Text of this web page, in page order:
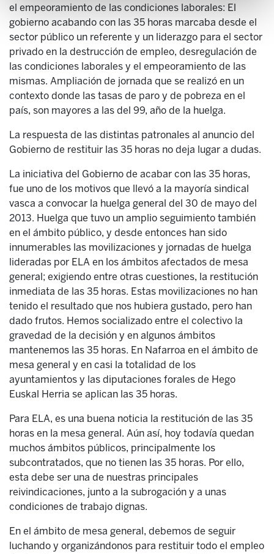
el empeoramiento de las condiciones laborales: El
gobierno acabando con las 35 horas marcaba desde el
sector público un referente y un liderazgo para el sector
privado en la destrucción de empleo, desregulación de
las condiciones laborales y el empeoramiento de las
mismas. Ampliación de jornada que se realizó en un
contexto donde las tasas de paro y de pobreza en el
país, son mayores a las del 99, año de la huelga.
La respuesta de las distintas patronales al anuncio del
Gobierno de restituir las 35 horas no deja lugar a dudas.
La iniciativa del Gobierno de acabar con las 35 horas,
fue uno de los motivos que llevó a la mayoría sindical
vasca a convocar la huelga general del 30 de mayo del
2013. Huelga que tuvo un amplio seguimiento también
en el ámbito público, y desde entonces han sido
innumerables las movilizaciones y jornadas de huelga
lideradas por ELA en los ámbitos afectados de mesa
general; exigiendo entre otras cuestiones, la restitución
inmediata de las 35 horas. Estas movilizaciones no han
tenido el resultado que nos hubiera gustado, pero han
dado frutos. Hemos socializado entre el colectivo la
gravedad de la decisión y en algunos ámbitos
mantenemos las 35 horas. En Nafarroa en el ámbito de
mesa general y en casi la totalidad de los
ayuntamientos y las diputaciones forales de Hego
Euskal Herria se aplican las 35 horas.
Para ELA, es una buena noticia la restitución de las 35
horas en la mesa general. Aún así, hoy todavía quedan
muchos ámbitos públicos, principalmente los
subcontratados, que no tienen las 35 horas. Por ello,
esta debe ser una de nuestras principales
reivindicaciones, junto a la subrogación y a unas
condiciones de trabajo dignas.
En el ámbito de mesa general, debemos de seguir
luchando y organizándonos para restituir todo el empleo